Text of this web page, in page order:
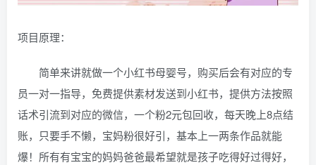
项目原理：
简单来讲就做一个小红书母婴号，购买后会有对应的专
员一对一指导，免费提供素材发送到小红书，提供方法按照
话术引流到对应的微信，一个粉2元包回收，每天晚上8点结
账，只要手不懒，宝妈粉很好引，基本上一两条作品就能
爆！所有有宝宝的妈妈爸爸最希望就是孩子吃得好过得好，